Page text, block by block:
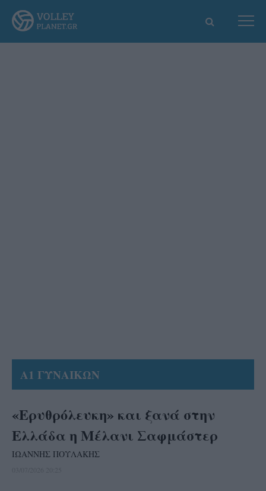
Α1 ΓΥΝΑΙΚΩΝ
«Ερυθρόλευκη» και ξανά στην
Ελλάδα η Μέλανι Σαφμάστερ
ΙΩΑΝΝΗΣ ΠΟΥΛΑΚΗΣ